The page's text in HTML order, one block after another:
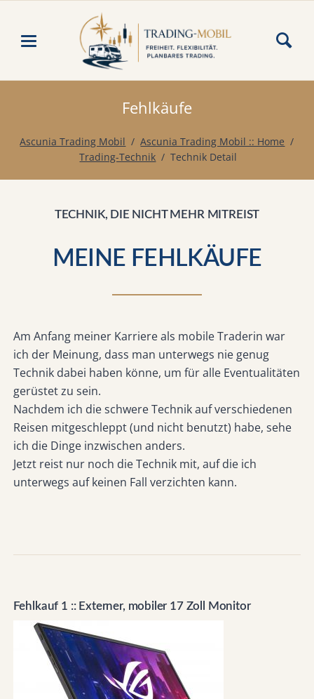
Fehlkäufe
Ascunia Trading Mobil
Ascunia Trading Mobil :: Home
Trading-Technik
Technik Detail
TECHNIK, DIE NICHT MEHR MITREIST
MEINE FEHLKÄUFE
Am Anfang meiner Karriere als mobile Traderin war
ich der Meinung, dass man unterwegs nie genug
Technik dabei haben könne, um für alle Eventualitäten
gerüstet zu sein.
Nachdem ich die schwere Technik auf verschiedenen
Reisen mitgeschleppt (und nicht benutzt) habe, sehe
ich die Dinge inzwischen anders.
Jetzt reist nur noch die Technik mit, auf die ich
unterwegs auf keinen Fall verzichten kann.
Fehlkauf 1 :: Externer, mobiler 17 Zoll Monitor